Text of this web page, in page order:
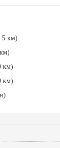
км)
км)
км)